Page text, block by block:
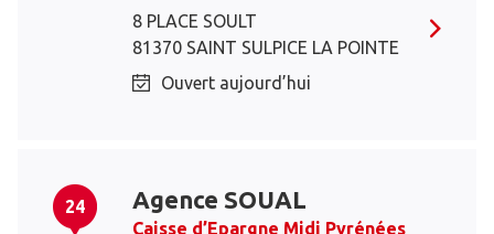
8 PLACE SOULT
81370 SAINT SULPICE LA POINTE
Ouvert aujourd’hui
24 Agence SOUAL
Caisse d’Epargne Midi Pyrénées